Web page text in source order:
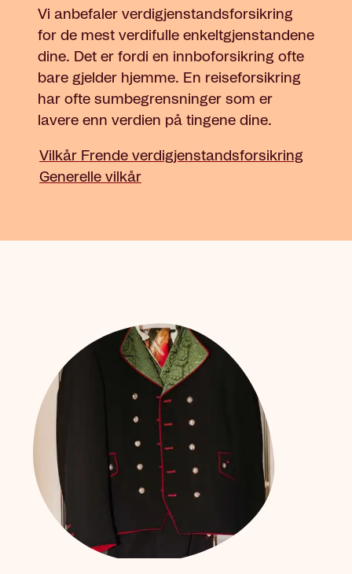
Vi anbefaler verdigjenstandsforsikring
for de mest verdifulle enkeltgjenstandene
dine. Det er fordi en innboforsikring ofte
bare gjelder hjemme. En reiseforsikring
har ofte sumbegrensninger som er
lavere enn verdien på tingene dine.
Vilkår Frende verdigjenstandsforsikring
Generelle vilkår